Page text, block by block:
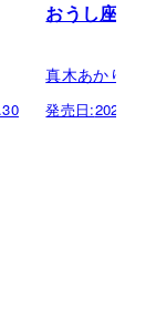
おうし座
真木あかり
発売日: